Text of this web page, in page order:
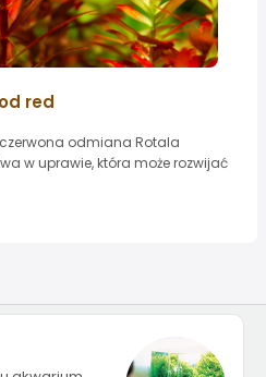
red
odmiana Rotala
w uprawie, która może rozwijać